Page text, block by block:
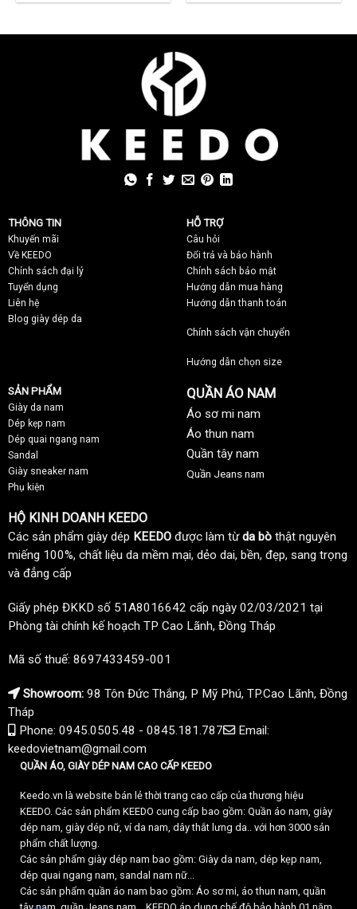
THÔNG TIN
Khuyến mãi
Về KEEDO
Chính sách đại lý
Tuyển dụng
Liên hệ
Blog giày dép da
HỖ TRỢ
Câu hỏi
Đổi trả và bảo hành
Chính sách bảo mật
Hướng dẫn mua hàng
Hướng dẫn thanh toán
Chính sách vận chuyển
Hướng dẫn chọn size
SẢN PHẨM
Giày da nam
Dép kẹp nam
Dép quai ngang nam
Sandal
Giày sneaker nam
Phụ kiện
QUẦN ÁO NAM
Áo sơ mi nam
Áo thun nam
Quần tây nam
Quần Jeans nam
HỘ KINH DOANH KEEDO
Các sản phẩm giày dép KEEDO được làm từda bò thật nguyên
miếng 100%, chất liệu da mềm mại, dẻo dai, bền, đẹp, sang trọng
và đẳng cấp
Giấy phép ĐKKD số 51A8016642 cấp ngày 02/03/2021 tại
Phòng tài chính kế hoạch TP Cao Lãnh, Đồng Tháp
Mã số thuế: 8697433459-001
Showroom: 98 Tôn Đức Thắng, P Mỹ Phú, TP.Cao Lãnh, Đồng
Tháp
Phone: 0945.0505.48 - 0845.181.787
Email:
keedovietnam@gmail.com
QUẦN ÁO, GIÀY DÉP NAM CAO CẤP KEEDO
Keedo.vn là website bán lẻ thời trang cao cấp của thương hiệu
KEEDO. Các sản phẩm KEEDO cung cấp bao gồm: Quần áo nam, giày
dép nam, giày dép nữ, ví da nam, dây thắt lưng da.. với hơn 3000 sản
phẩm chất lượng.
Các sản phẩm giày dép nam bao gồm: Giày da nam, dép kẹp nam,
dép quai ngang nam, sandal nam nữ...
Các sản phẩm quần áo nam bao gồm: Áo sơ mi, áo thun nam, quần